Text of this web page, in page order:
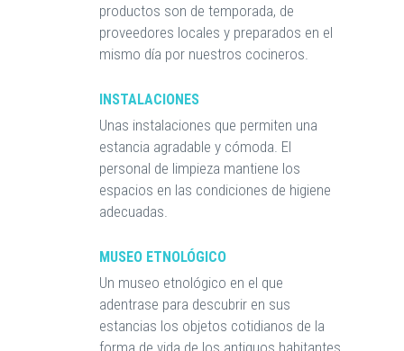
productos son de temporada, de
proveedores locales y preparados en el
mismo día por nuestros cocineros.
INSTALACIONES
Unas instalaciones que permiten una
estancia agradable y cómoda. El
personal de limpieza mantiene los
espacios en las condiciones de higiene
adecuadas.
MUSEO ETNOLÓGICO
Un museo etnológico en el que
adentrase para descubrir en sus
estancias los objetos cotidianos de la
forma de vida de los antiguos habitantes